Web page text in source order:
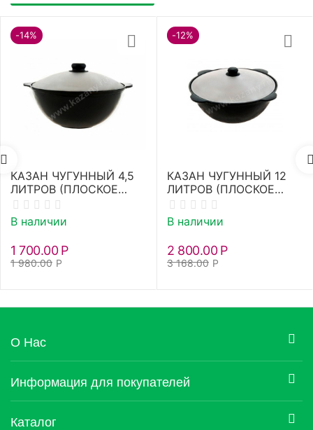
-14%
КАЗАН ЧУГУННЫЙ 4,5
ЛИТРОВ (ПЛОСКОЕ
ДНО)
В наличии
1 980.00 Р
1 700.00 Р
-12%
КАЗАН ЧУГУННЫЙ 12
ЛИТРОВ (ПЛОСКОЕ
ДНО)
В наличии
3 168.00 Р
2 800.00 Р
О Нас
Информация для покупателей
Каталог